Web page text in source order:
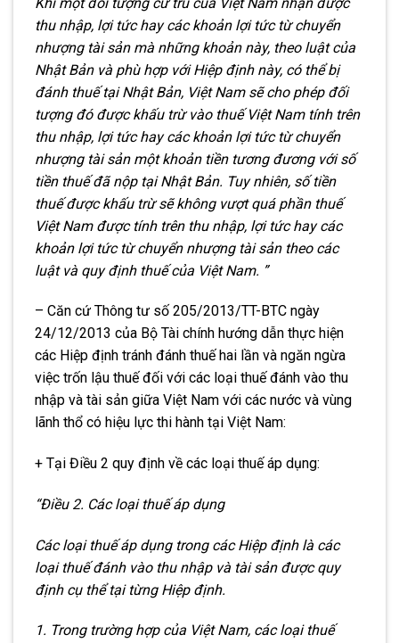
thu nhập, lợi tức hay các khoản lợi tức từ chuyển
nhượng tài sản mà những khoản này, theo luật của
Nhật Bản và phù hợp với Hiệp định này, có thể bị
đánh thuế tại Nhật Bản, Việt Nam sẽ cho phép đối
tượng đó được khấu trừ vào thuế Việt Nam tính trên
thu nhập, lợi tức hay các khoản lợi tức từ chuyển
nhượng tài sản một khoản tiền tương đương với số
tiền thuế đã nộp tại Nhật Bản. Tuy nhiên, số tiền
thuế được khấu trừ sẽ không vượt quá phần thuế
Việt Nam được tính trên thu nhập, lợi tức hay các
khoản lợi tức từ chuyển nhượng tài sản theo các
luật và quy định thuế của Việt Nam. ”
– Căn cứ Thông tư số 205/2013/TT-BTC ngày
24/12/2013 của Bộ Tài chính hướng dẫn thực hiện
các Hiệp định tránh đánh thuế hai lần và ngăn ngừa
việc trốn lậu thuế đối với các loại thuế đánh vào thu
nhập và tài sản giữa Việt Nam với các nước và vùng
lãnh thổ có hiệu lực thi hành tại Việt Nam:
+ Tại Điều 2 quy định về các loại thuế áp dụng:
“Điều 2. Các loại thuế áp dụng
Các loại thuế áp dụng trong các Hiệp định là các
loại thuế đánh vào thu nhập và tài sản được quy
định cụ thể tại từng Hiệp định.
1. Trong trường hợp của Việt Nam, các loại thuế